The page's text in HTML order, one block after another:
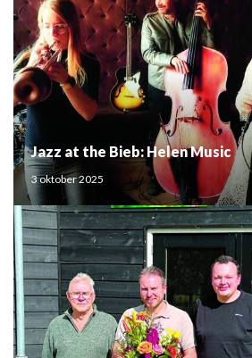
Jazz at the Bieb: Helen Music
3 oktober 2025